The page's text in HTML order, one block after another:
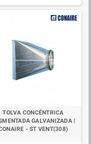
TOLVA CONCÉNTRICA
GALVANIZADA |
- ST VENT(308)